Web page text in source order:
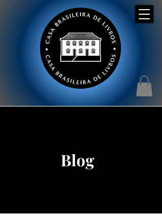
Blog